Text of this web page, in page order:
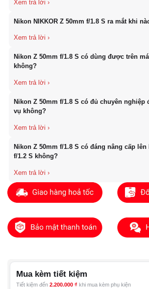
đường phố nên nếu bạn muốn chụp ảnh thiên
cần chọn một ống kính góc rộng hơn.
Nikon NIKKOR Z 50mm f/1.8 S ra mắt khi
năm 2018
, cùng thời điểm hệ máy
thiệu. Đây là một trong ba ống kính S-Line đầu
Nikon Z 50mm f/1.8 S có dùng được trên
không?
quy đổi tương đương khoảng 75mm, rất phù
dung và sản phẩm.
Nikon Z 50mm f/1.8 S có đủ chuyên nghiệp
vụ không?
giá tiệm cận nhiều ống kính f/1.4 cao cấp.
để chụp dịch vụ cưới, chân dung, sản phẩm
Nikon Z 50mm f/1.8 S có đáng nâng cấp lên
f/1.2 S không?
Nếu bạn thường xuyên chụp dịch vụ chuyên
năng xóa phông mạnh và chụp thiếu sáng
thành, 50mm f/1.8 S vẫn là một trong những
nhất của Nikon Z.
Mua kèm tiết kiệm
Tiết kiệm đến 2.200.000 ₫ khi mua kèm phụ kiện